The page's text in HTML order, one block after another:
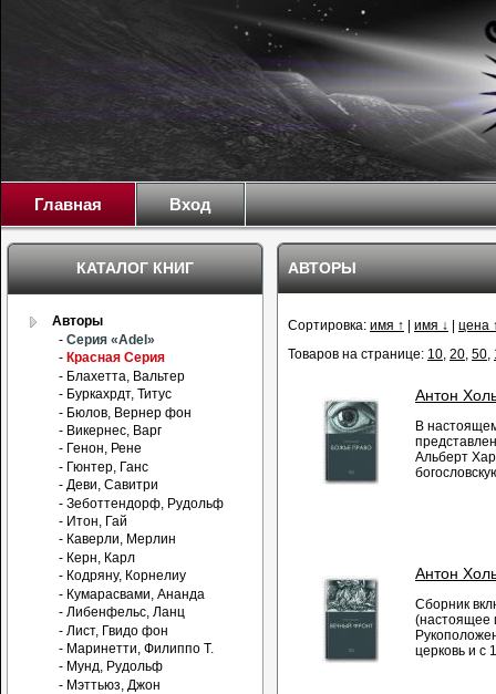
Главная Вход
АВТОРЫ
Сортировка: имя ↑ имя ↓
цена
Товаров на странице: 10, 20, 50,
Антон
В
Альберт
Антон
Сборник
(настоящее
церковь и с
КАТАЛОГ КНИГ
Авторы
-Серия «Adel»
- Красная Серия
- Блахетта, Вальтер
- Буркахрдт, Титус
- Бюлов, Вернер фон
- Викернес, Варг
- Генон, Рене
- Гюнтер, Ганс
- Деви, Савитри
- Зеботтендорф, Рудольф
- Итон, Гай
- Каверли, Мерлин
- Керн, Карл
- Кодряну, Корнелиу
- Кумарасвами, Ананда
- Либенфельс, Ланц
- Лист, Гвидо фон
- Маринетти, Филиппо Т.
- Мунд, Рудольф
- Мэттьюз, Джон